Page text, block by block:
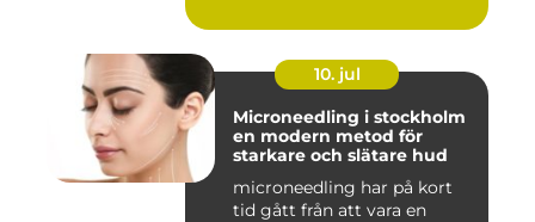
10. jul
Microneedling i stockholm
en modern metod för
starkare och slätare hud
microneedling har på kort
tid gått från att vara en